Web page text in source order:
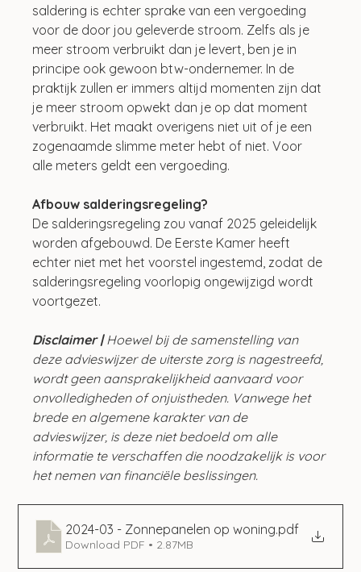
saldering is echter sprake van een vergoeding
voor de door jou geleverde stroom. Zelfs als je
meer stroom verbruikt dan je levert, ben je in
principe ook gewoon btw-ondernemer. In de
praktijk zullen er immers altijd momenten zijn dat
je meer stroom opwekt dan je op dat moment
verbruikt. Het maakt overigens niet uit of je een
zogenaamde slimme meter hebt of niet. Voor
alle meters geldt een vergoeding.
Afbouw salderingsregeling?
De salderingsregeling zou vanaf 2025 geleidelijk
worden afgebouwd. De Eerste Kamer heeft
echter niet met het voorstel ingestemd, zodat de
salderingsregeling voorlopig ongewijzigd wordt
voortgezet.
Disclaimer | Hoewel bij de samenstelling van
deze advieswijzer de uiterste zorg is nagestreefd,
wordt geen aansprakelijkheid aanvaard voor
onvolledigheden of onjuistheden. Vanwege het
brede en algemene karakter van de
advieswijzer, is deze niet bedoeld om alle
informatie te verschaffen die noodzakelijk is voor
het nemen van financiële beslissingen.
2024-03 - Zonnepanelen op woning.pdf
Download PDF • 2.87MB